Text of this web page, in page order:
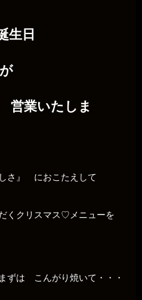
日
業いたしま
さ』 におこたえして
くクリスマス♡メニューを
は こんがり焼いて・・・